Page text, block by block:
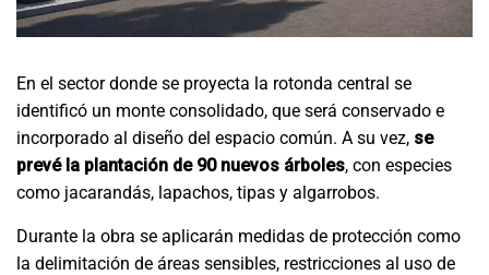
En el sector donde se proyecta la rotonda central se
identificó un monte consolidado, que será conservado e
incorporado al diseño del espacio común. A su vez, se
prevé la plantación de 90 nuevos árboles, con especies
como jacarandás, lapachos, tipas y algarrobos.
Durante la obra se aplicarán medidas de protección como
la delimitación de áreas sensibles, restricciones al uso de